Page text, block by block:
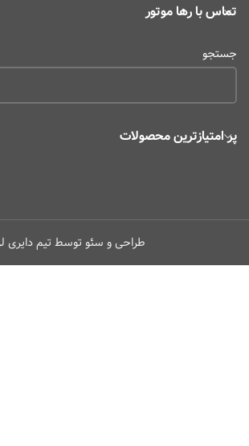
تماس با رها موتور
جستجو
پر امتیازترین محصولات
طراحی و سئو توسط تیم دایری